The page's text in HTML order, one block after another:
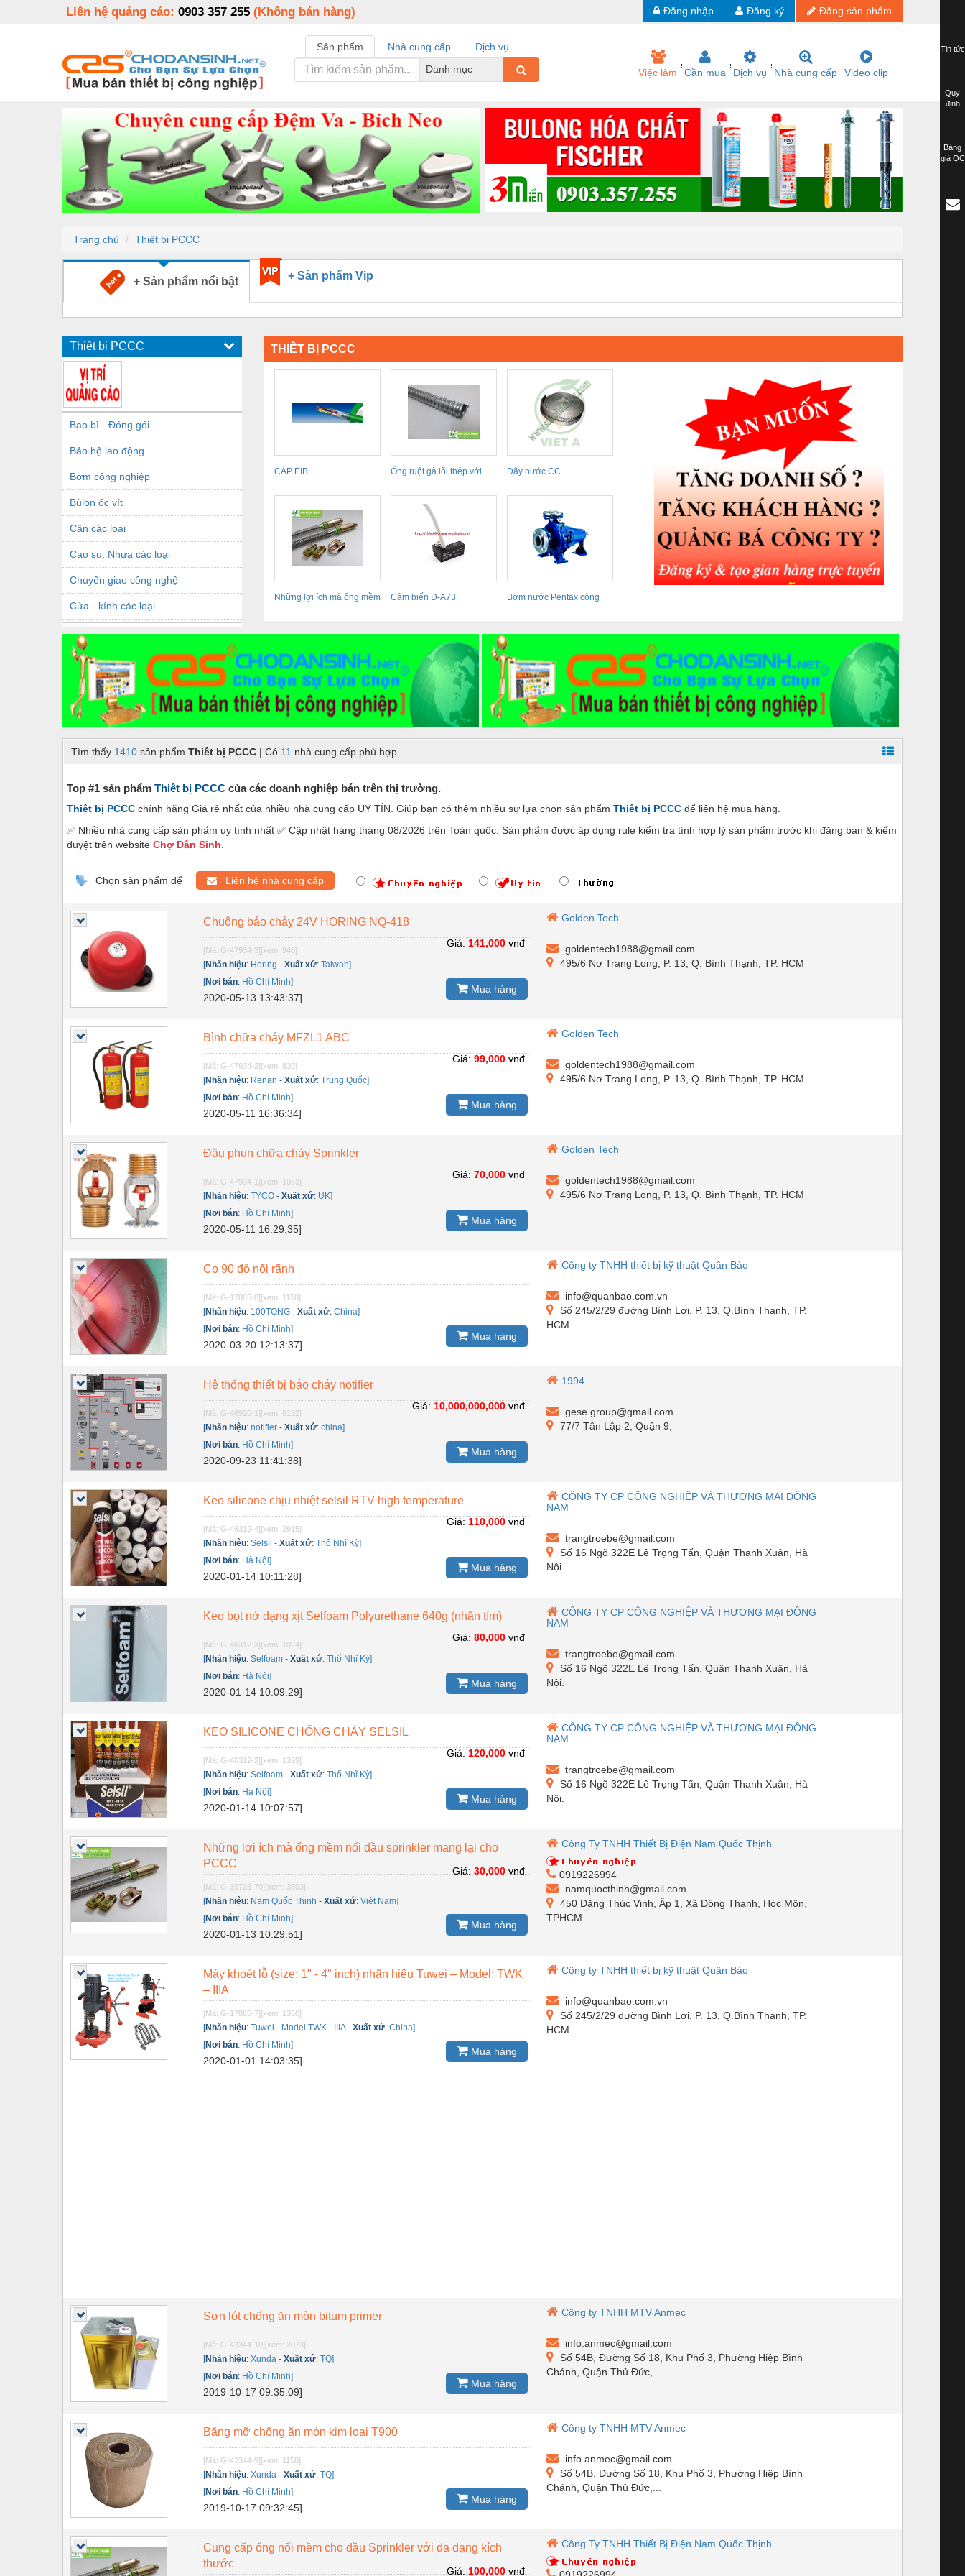
Liên hệ quảng cáo: 0903 357 255 (Không bán hàng) Đăng sản phẩm
Đăng ký
Đăng nhập
Sản phẩm Nhà cung cấp
Dịch vụ
Danh mục
Việc làm Cần mua Dịch vụ Nhà cung cấp Video clip
Trang chủ Thiêt bị PCCC
+ Sản phẩm nổi bật + Sản phẩm Vip
Thiêt bị PCCC
Bao bì - Đóng gói
Bảo hộ lao động
Bơm công nghiệp
Bùlon ốc vít
Cân các loại
Cao su, Nhựa các loại
Chuyển giao công nghệ
Cửa - kính các loại
Dầu khí - Thiết bị
Dây chuyền sản xuất
Dệt may - Thiết bị
Dầu mỡ công nghiệp
Điện công nghiệp
Điện gia dụng
Điện Lạnh
Đóng tàu Thiết bị
Dụng cụ cầm tay
Dụng cụ cắt gọt
Dụng cụ điện
Dụng cụ đo
Gỗ - Trang thiết bị
Hóa chất-Trang thiết bị
Kệ công nghiệp
Khí nén - Thiết bị
Khuôn mẫu - Phụ tùng
Lọc công nghiệp
Máy công cụ - Phụ tùng
Mỏ - Trang thiết bị
Mô tơ - Hộp số
Nâng hạ - Trang thiết bị
Nội - Ngoại thất - văn phòng
Nồi hơi - Trang thiết bị
Nông nghiệp - Thiết bị
Nước-Vật tư thiết bị
Phốt cơ khí
Sắt, thép, inox các loại
Thí nghiệm-Trang thiết bị
Thiết bị chống sét
Thiết bị an ninh
Thiết bị công nghiệp
Thiết bị công trình
Thiết bị điện
Thiết bị giáo dục
Thiết bị khác
Thiết bị làm sạch
Thiết bị sơn - Sơn
Thiết bị nhà bếp
Thiết bị nhiệt
Thiêt bị PCCC
Thiết bị truyền động
Thiết bị văn phòng
Thiết bị viễn thông
Thủy lực-Thiết bị
Thủy sản - Trang thiết bị
Van - Co các loại
Vật liệu mài mòn
Vật liệu xây dựng
Vòng bi - Bạc đạn
THIÊT BỊ PCCC
CÁP EIB
Ống ruột gà lõi thép với
Dây nước CC
Những lợi ích mà ống mềm
Cảm biến D-A73
Bơm nước Pentax công
Tìm thấy 1410 sản phẩm Thiêt bị PCCC | Có 11 nhà cung cấp phù hợp
Top #1 sản phẩm Thiêt bị PCCC của các doanh nghiệp bán trên thị trường.
Thiêt bị PCCC chính hãng Giá rẻ nhất của nhiều nhà cung cấp UY TÍN. Giúp bạn có thêm nhiều sự lựa chon sản phẩm Thiêt bị PCCC để liên hệ mua hàng.
✅ Nhiều nhà cung cấp sản phẩm uy tính nhất ✅ Cập nhật hàng tháng 08/2026 trên Toàn quốc. Sản phẩm được áp dụng rule kiểm tra tính hợp lý sản phẩm trước khi đăng bán & kiểm
duyệt trên website Chợ Dân Sinh
Chọn sản phẩm để Liên hệ nhà cung cấp
Chuông báo cháy 24V HORING NQ-418
[Mã: G-47934-3][xem: 948]
[Nhãn hiệu: Horing -Xuất xứ:Taiwan]
[Nơi bán: Hồ Chí Minh]
2020-05-13 13:43:37]
Giá: 141,000vnđ
Mua hàng
Golden Tech
goldentech1988@gmail.com
495/6 Nơ Trang Long, P. 13, Q. Bình Thạnh, TP. HCM
Bình chữa cháy MFZL1 ABC
[Mã: G-47934-2][xem: 830]
[Nhãn hiệu: Renan -Xuất xứ:Trung Quốc]
[Nơi bán: Hồ Chí Minh]
2020-05-11 16:36:34]
Giá: 99,000vnđ
Mua hàng
Golden Tech
goldentech1988@gmail.com
495/6 Nơ Trang Long, P. 13, Q. Bình Thạnh, TP. HCM
Đầu phun chữa cháy Sprinkler
[Mã: G-47934-1][xem: 1063]
[Nhãn hiệu:TYCO -Xuất xứ: UK]
[Nơi bán: Hồ Chí Minh]
2020-05-11 16:29:35]
Giá: 70,000vnđ
Mua hàng
Golden Tech
goldentech1988@gmail.com
495/6 Nơ Trang Long, P. 13, Q. Bình Thạnh, TP. HCM
Co 90 độ nối rãnh
[Mã: G-17885-8][xem: 1158]
[Nhãn hiệu: 100TONG -Xuất xứ:China]
[Nơi bán: Hồ Chí Minh]
2020-03-20 12:13:37]
Mua hàng
Công ty TNHH thiết bị kỹ thuật Quân Bảo
info@quanbao.com.vn
Số 245/2/29 đường Bình Lợi, P. 13, Q.Bình Thạnh, TP.
HCM
Hệ thống thiết bị báo cháy notifier
[Mã: G-46920-1][xem: 8132]
[Nhãn hiệu:notifier -Xuất xứ:china]
[Nơi bán: Hồ Chí Minh]
2020-09-23 11:41:38]
Giá: 10,000,000,000vnđ
Mua hàng
1994
gese.group@gmail.com
77/7 Tân Lập 2, Quận 9,
Keo silicone chịu nhiệt selsil RTV high temperature
[Mã: G-46312-4][xem: 2915]
[Nhãn hiệu:Selsil -Xuất xứ:Thổ Nhĩ Kỳ]
[Nơi bán: Hà Nội]
2020-01-14 10:11:28]
Giá: 110,000vnđ
Mua hàng
CÔNG TY CP CÔNG NGHIỆP VÀ THƯƠNG MẠI ĐÔNG
NAM
trangtroebe@gmail.com
Số 16 Ngõ 322E Lê Trọng Tấn, Quận Thanh Xuân, Hà
Nội.
Keo bọt nở dạng xịt Selfoam Polyurethane 640g (nhãn tím)
[Mã: G-46312-3][xem: 1024]
[Nhãn hiệu:Selfoam -Xuất xứ:Thổ Nhĩ Kỳ]
[Nơi bán: Hà Nội]
2020-01-14 10:09:29]
Giá: 80,000vnđ
Mua hàng
CÔNG TY CP CÔNG NGHIỆP VÀ THƯƠNG MẠI ĐÔNG
NAM
trangtroebe@gmail.com
Số 16 Ngõ 322E Lê Trọng Tấn, Quận Thanh Xuân, Hà
Nội.
KEO SILICONE CHỐNG CHÁY SELSIL
[Mã: G-46312-2][xem: 1399]
[Nhãn hiệu:Selfoam -Xuất xứ:Thổ Nhĩ Kỳ]
[Nơi bán: Hà Nội]
2020-01-14 10:07:57]
Giá: 120,000vnđ
Mua hàng
CÔNG TY CP CÔNG NGHIỆP VÀ THƯƠNG MẠI ĐÔNG
NAM
trangtroebe@gmail.com
Số 16 Ngõ 322E Lê Trọng Tấn, Quận Thanh Xuân, Hà
Nội.
Những lợi ích mà ống mềm nối đầu sprinkler mang lại cho
PCCC
[Mã: G-39728-79][xem: 3503]
[Nhãn hiệu: Nam Quốc Thịnh -Xuất xứ:Việt Nam]
[Nơi bán: Hồ Chí Minh]
2020-01-13 10:29:51]
Giá: 30,000vnđ
Mua hàng
Công Ty TNHH Thiết Bị Điện Nam Quốc Thịnh
0919226994
namquocthinh@gmail.com
450 Đặng Thúc Vịnh, Ấp 1, Xã Đông Thạnh, Hóc Môn,
TPHCM
Máy khoét lỗ (size: 1" - 4" inch) nhãn hiệu Tuwei – Model: TWK
– IIIA
[Mã: G-17885-7][xem: 1360]
[Nhãn hiệu:Tuwei - Model TWK - IIIA-Xuất xứ:China]
[Nơi bán: Hồ Chí Minh]
2020-01-01 14:03:35]
Mua hàng
Công ty TNHH thiết bị kỹ thuật Quân Bảo
info@quanbao.com.vn
Số 245/2/29 đường Bình Lợi, P. 13, Q.Bình Thạnh, TP.
HCM
Sơn lót chống ăn mòn bitum primer
[Mã: G-43344-10][xem: 2073]
[Nhãn hiệu:Xunda -Xuất xứ:TQ]
[Nơi bán: Hồ Chí Minh]
2019-10-17 09:35:09]
Mua hàng
Công ty TNHH MTV Anmec
info.anmec@gmail.com
Số 54B, Đường Số 18, Khu Phố 3, Phường Hiệp Bình
Chánh, Quận Thủ Đức,...
Băng mỡ chống ăn mòn kim loại T900
[Mã: G-43344-9][xem: 1158]
[Nhãn hiệu:Xunda -Xuất xứ:TQ]
[Nơi bán: Hồ Chí Minh]
2019-10-17 09:32:45]
Mua hàng
Công ty TNHH MTV Anmec
info.anmec@gmail.com
Số 54B, Đường Số 18, Khu Phố 3, Phường Hiệp Bình
Chánh, Quận Thủ Đức,...
Cung cấp ống nối mềm cho đầu Sprinkler với đa dạng kích
thước
Giá: 100,000vnđ
Công Ty TNHH Thiết Bị Điện Nam Quốc Thịnh
Tin tức
Quy
định
Bảng
giá QC